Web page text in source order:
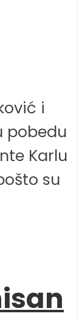
i
pobedu
Karlu
su